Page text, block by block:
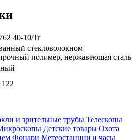
40-10/Tr
стекловолокном
полимер, нержавеющая сталь
122
и зрительные трубы Телескопы
Детские товары Охота
Фонари Метеостанции и часы